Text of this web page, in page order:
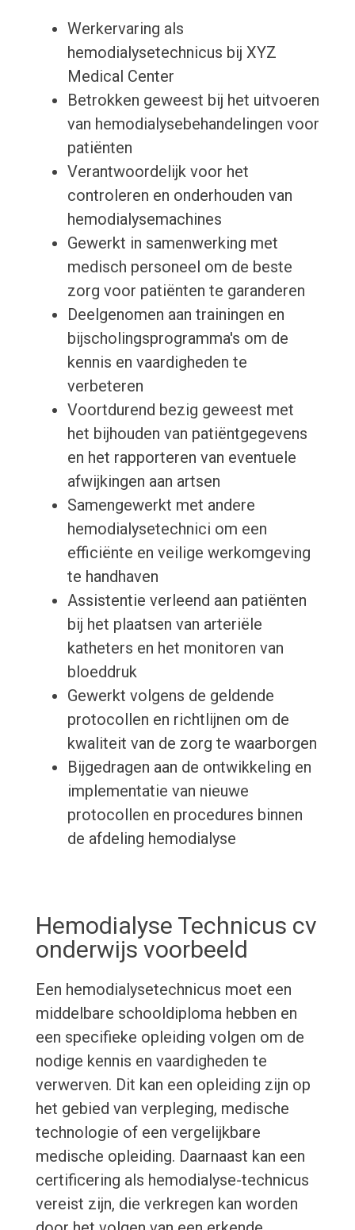
Werkervaring als
hemodialysetechnicus bij XYZ
Medical Center
Betrokken geweest bij het uitvoeren
van hemodialysebehandelingen voor
patiënten
Verantwoordelijk voor het
controleren en onderhouden van
hemodialysemachines
Gewerkt in samenwerking met
medisch personeel om de beste
zorg voor patiënten te garanderen
Deelgenomen aan trainingen en
bijscholingsprogramma's om de
kennis en vaardigheden te
verbeteren
Voortdurend bezig geweest met
het bijhouden van patiëntgegevens
en het rapporteren van eventuele
afwijkingen aan artsen
Samengewerkt met andere
hemodialysetechnici om een
efficiënte en veilige werkomgeving
te handhaven
Assistentie verleend aan patiënten
bij het plaatsen van arteriële
katheters en het monitoren van
bloeddruk
Gewerkt volgens de geldende
protocollen en richtlijnen om de
kwaliteit van de zorg te waarborgen
Bijgedragen aan de ontwikkeling en
implementatie van nieuwe
protocollen en procedures binnen
de afdeling hemodialyse
Hemodialyse Technicus cv
onderwijs voorbeeld
Een hemodialysetechnicus moet een
middelbare schooldiploma hebben en
een specifieke opleiding volgen om de
nodige kennis en vaardigheden te
verwerven. Dit kan een opleiding zijn op
het gebied van verpleging, medische
technologie of een vergelijkbare
medische opleiding. Daarnaast kan een
certificering als hemodialyse-technicus
vereist zijn, die verkregen kan worden